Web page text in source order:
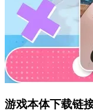
游戏本体下载链